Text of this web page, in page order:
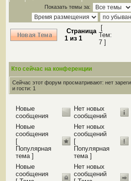
Показать темы за:
Страница
1 из 1
[
Тем:
7 ]
Кто сейчас на конференции
Сейчас этот форум просматривают: нет
и гости: 1
Новые
сообщения
Нет новых
сообщений
Новые
сообщения
[
Популярная
тема ]
Нет новых
сообщений
[
Популярная
тема ]
Новые
сообщения
Нет новых
сообщений